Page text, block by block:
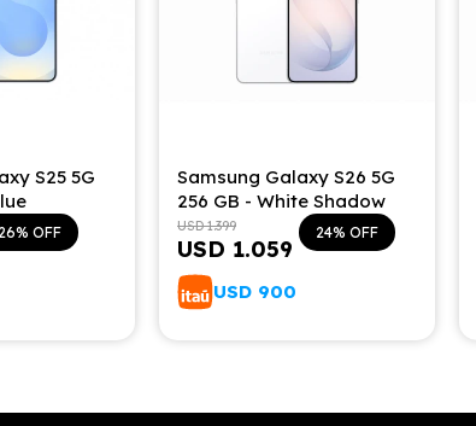
S25 5G
26
Samsung Galaxy S26 5G
256 GB - White Shadow
USD 1.059
USD 1.399 24
USD 900